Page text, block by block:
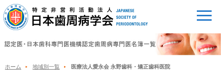
ホーム 地域別一覧 医療法人愛永会 永野歯科・矯正歯科医院